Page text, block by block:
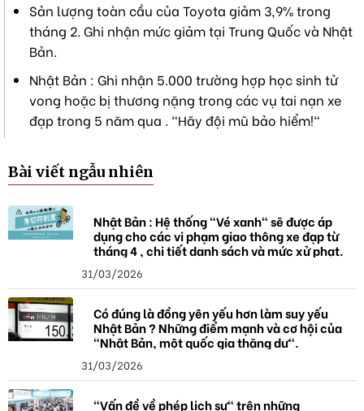
Sản lượng toàn cầu của Toyota giảm 3,9% trong
tháng 2. Ghi nhận mức giảm tại Trung Quốc và Nhật
Bản.
Nhật Bản : Ghi nhận 5.000 trường hợp học sinh tử
vong hoặc bị thương nặng trong các vụ tai nạn xe
đạp trong 5 năm qua . "Hãy đội mũ bảo hiểm!"
Bài viết ngẫu nhiên
Nhật Bản : Hệ thống "Vé xanh" sẽ được áp
dụng cho các vi phạm giao thông xe đạp từ
tháng 4 , chi tiết danh sách và mức xử phạt.
31/03/2026
Có đúng là đồng yên yếu hơn làm suy yếu
Nhật Bản ? Những điểm mạnh và cơ hội của
"Nhật Bản, một quốc gia thặng dư".
31/03/2026
"Vấn đề về phép lịch sự" trên những